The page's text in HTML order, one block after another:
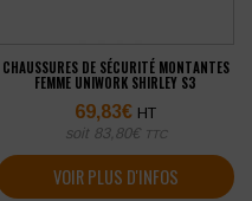
CHAUSSURES DE SÉCURITÉ MONTANTES
FEMME UNIWORK SHIRLEY S3
69,83€ HT
soit 83,80€ TTC
VOIR PLUS D'INFOS